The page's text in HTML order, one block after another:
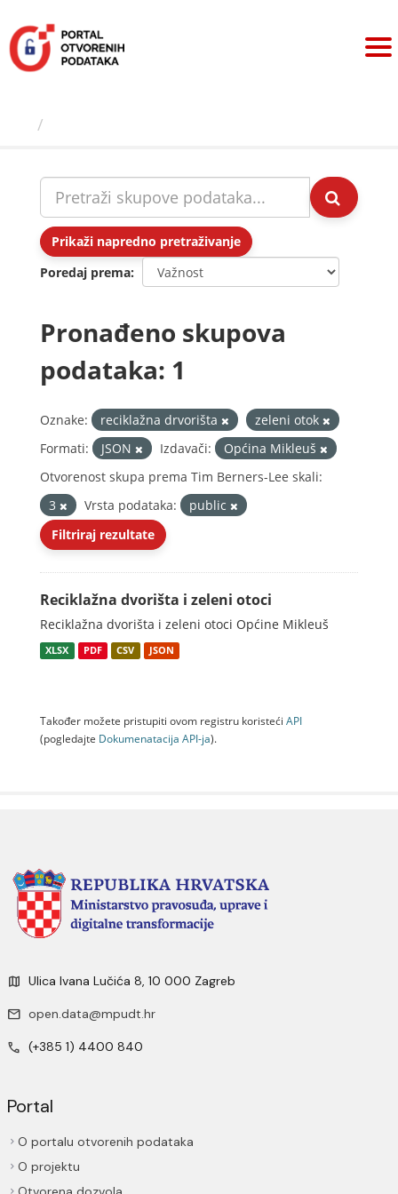
sadržaj
Prikaži napredno pretraživanje
Poredaj prema
Pronađeno skupova
podataka: 1
Oznake: reciklažna drvorišta
zeleni otok
Formati:
JSON Izdavači:
Općina Mikleuš
Otvorenost skupa prema Tim Berners-Lee skali:
3
Vrsta podataka:
public
Filtriraj rezultate
Reciklažna dvorišta i zeleni otoci
Reciklažna dvorišta i zeleni otoci Općine Mikleuš
XLSX PDF CSV JSON
Također možete pristupiti ovom registru koristeći API
(pogledajte Dokumenаtаcijа API-jа).